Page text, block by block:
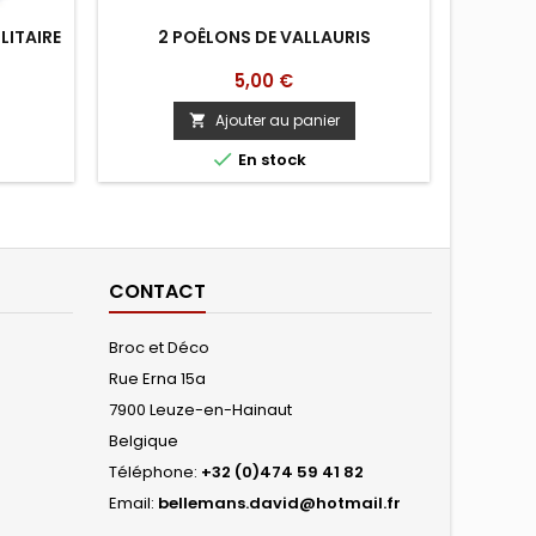
2 POÊLONS DE VALLAURIS
Prix
5,00 €
 Ajouter au panier
 En stock
CONTACT
Broc et Déco
Rue Erna 15a
7900 Leuze-en-Hainaut
Belgique
Téléphone: +32 (0)474 59 41 82
Email: bellemans.david@hotmail.fr